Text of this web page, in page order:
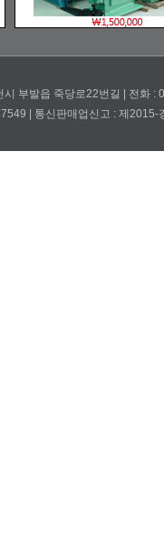
시 부발읍 죽당로22번길 | 전
| 통신판매업신고 : 제2015-